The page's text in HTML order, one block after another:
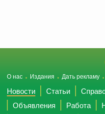
О нас Издания Дать рекламу
Новости Статьи
Объявления
Работа